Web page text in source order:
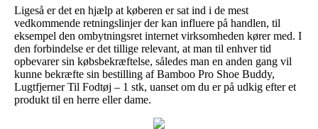
Ligeså er det en hjælp at køberen er sat ind i de mest
vedkommende retningslinjer der kan influere på handlen, til
eksempel den ombytningsret internet virksomheden kører med. I
den forbindelse er det tillige relevant, at man til enhver tid
opbevarer sin købsbekræftelse, således man en anden gang vil
kunne bekræfte sin bestilling af Bamboo Pro Shoe Buddy,
Lugtfjerner Til Fodtøj – 1 stk, uanset om du er på udkig efter et
produkt til en herre eller dame.